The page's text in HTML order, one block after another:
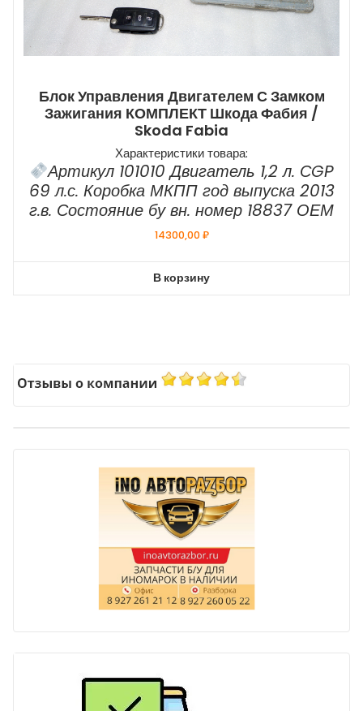
Блок Управления Двигателем С Замком
Зажигания КОМПЛЕКТ Шкода Фабия /
Skoda Fabia
Характеристики товара:
Артикул 101010 Двигатель 1,2 л. СGP
69 л.с. Коробка МКПП год выпуска 2013
г.в. Состояние бу вн. номер 18837 ОЕМ
14300,00₽
В корзину